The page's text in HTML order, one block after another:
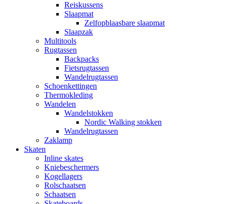
Reiskussens
Slaapmat
Zelfopblaasbare slaapmat
Slaapzak
Multitools
Rugtassen
Backpacks
Fietsrugtassen
Wandelrugtassen
Schoenkettingen
Thermokleding
Wandelen
Wandelstokken
Nordic Walking stokken
Wandelrugtassen
Zaklamp
Skaten
Inline skates
Kniebeschermers
Kogellagers
Rolschaatsen
Schaatsen